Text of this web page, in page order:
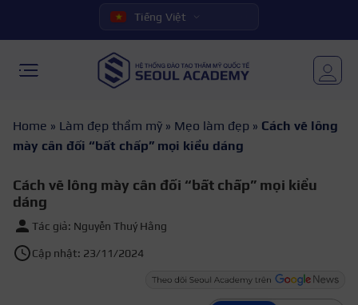
Tiếng Việt
Home » Làm đẹp thẩm mỹ » Mẹo làm đẹp » Cách vẽ lông
mày cân đối “bất chấp” mọi kiểu dáng
Cách vẽ lông mày cân đối “bất chấp” mọi kiểu
dáng
Tác giả: Nguyễn Thuý Hằng
Cập nhật: 23/11/2024